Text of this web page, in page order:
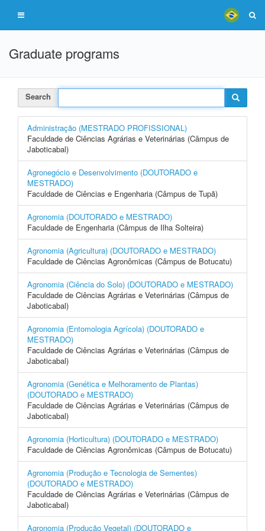
Graduate programs
Search
Administração (MESTRADO PROFISSIONAL)
Faculdade de Ciências Agrárias e Veterinárias (Câmpus de
Jaboticabal)
Agronegócio e Desenvolvimento (DOUTORADO e
MESTRADO)
Faculdade de Ciências e Engenharia (Câmpus de Tupã)
Agronomia (DOUTORADO e MESTRADO)
Faculdade de Engenharia (Câmpus de Ilha Solteira)
Agronomia (Agricultura) (DOUTORADO e MESTRADO)
Faculdade de Ciências Agronômicas (Câmpus de Botucatu)
Agronomia (Ciência do Solo) (DOUTORADO e MESTRADO)
Faculdade de Ciências Agrárias e Veterinárias (Câmpus de
Jaboticabal)
Agronomia (Entomologia Agrícola) (DOUTORADO e
MESTRADO)
Faculdade de Ciências Agrárias e Veterinárias (Câmpus de
Jaboticabal)
Agronomia (Genética e Melhoramento de Plantas)
(DOUTORADO e MESTRADO)
Faculdade de Ciências Agrárias e Veterinárias (Câmpus de
Jaboticabal)
Agronomia (Horticultura) (DOUTORADO e MESTRADO)
Faculdade de Ciências Agronômicas (Câmpus de Botucatu)
Agronomia (Produção e Tecnologia de Sementes)
(DOUTORADO e MESTRADO)
Faculdade de Ciências Agrárias e Veterinárias (Câmpus de
Jaboticabal)
Agronomia (Produção Vegetal) (DOUTORADO e